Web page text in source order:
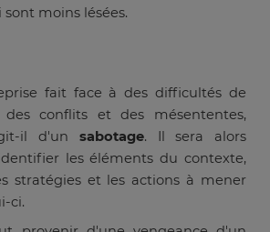
moins lésées.
fait face à des difficultés de
des conflits et des mésententes,
il d'un sabotage. Il sera alors
les éléments du contexte,
stratégies et les actions à mener
ci.